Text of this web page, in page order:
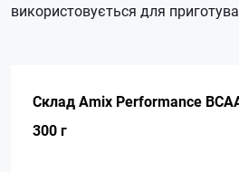
використовується для
Склад Amix Performance
300 г